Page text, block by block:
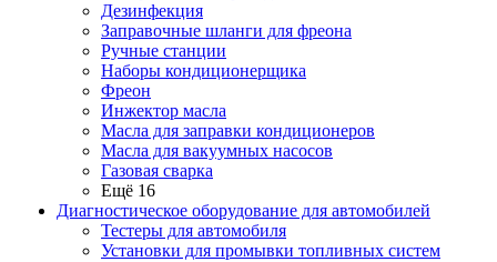
Дезинфекция
Заправочные шланги для фреона
Ручные станции
Наборы кондиционерщика
Фреон
Инжектор масла
Масла для заправки кондиционеров
Масла для вакуумных насосов
Газовая сварка
Ещё 16
Диагностическое оборудование для автомобилей
Тестеры для автомобиля
Установки для промывки топливных систем